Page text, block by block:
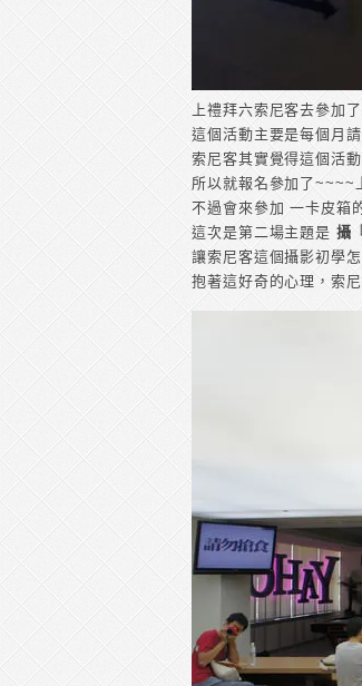
上禮拜六索尼客去參加
這個活動主要是每個月
索尼客其實覺得這個活
所以就報名參加了
不過會來參加 一卡皮箱
這次是第二場主題是 攝
讓索尼客這個攝影初學
抱著這好奇的心理，索